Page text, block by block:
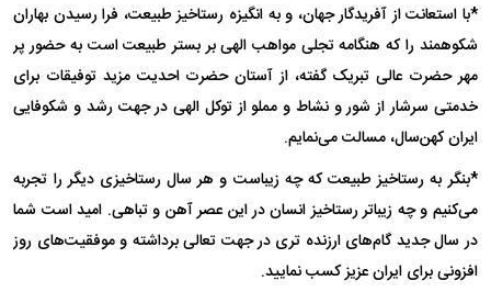
*با استعانت از آفریدگار جهان، و به انگیزه رستاخیز طبیعت، فرا رسیدن بهاران
شکوهمند را که هنگامه تجلی مواهب الهی بر بستر طبیعت است به حضور پر
مهر حضرت عالی تبریک گفته، از آستان حضرت احدیت مزید توفیقات برای
خدمتی سرشار از شور و نشاط و مملو از توکل الهی در جهت رشد و شکوفایی
ایران کهن‌سال، مسالت می‌نمایم.
*بنگر به رستاخیز طبیعت که چه زیباست و هر سال رستاخیزی دیگر را تجربه
می‌کنیم و چه زیباتر رستاخیز انسان در این عصر آهن و تباهی. امید است شما
در سال جدید گام‌های ارزنده تری در جهت تعالی برداشته و موفقیت‌های روز
افزونی برای ایران عزیز کسب نمایید.